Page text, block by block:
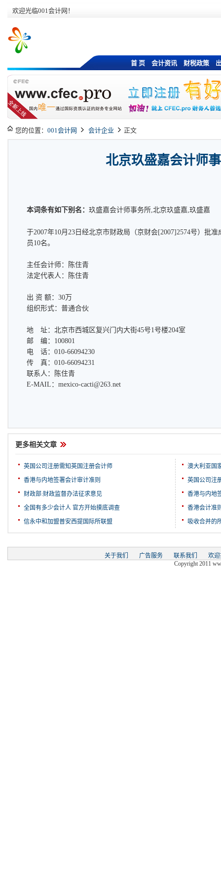
欢迎光临001会计网！
首 页 会计资讯 财税政策
您的位置： 001会计网 会计企业 正文
北京玖盛嘉会计师
本词条有如下别名： 玖盛嘉会计师事务所,北京玖盛嘉,玖盛嘉
于2007年10月23日经北京市财政局（京财会[2007]2574号）批
员10名。
主任会计师：陈住青
法定代表人：陈住青
出 资 额：30万
组织形式：普通合伙
地 址：北京市西城区复兴门内大街45号1号楼204室
邮 编：100801
电 话：010-66094230
传 真：010-66094231
联系人：陈住青
E-MAIL： mexico-cacti@263.net
更多相关文章
英国公司注册需知英国注册会计师
香港与内地签署会计审计准则
财政部:财政监督办法征求意见
全国有多少会计人 官方开始摸底调查
信永中和加盟普安西提国际所联盟
澳大利亚国
英国公司注
香港与内地
香港会计准
吸收合并的
关于我们 广告服务 联系我们
欢
Copyright 2011